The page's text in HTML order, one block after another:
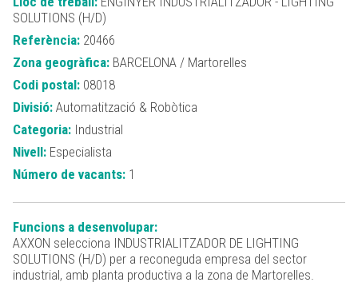
SOLUTIONS (H/D)
Referència:20466
Zona geogràfica:BARCELONA / Martorelles
Codi postal:08018
Divisió:Automatització & Robòtica
Categoria:Industrial
Nivell:Especialista
Número de vacants:1
Funcions a desenvolupar:
AXXON selecciona INDUSTRIALITZADOR DE LIGHTING
SOLUTIONS (H/D) per a reconeguda empresa del sector
industrial, amb planta productiva a la zona de Martorelles.